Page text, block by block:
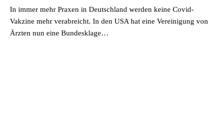
In immer mehr Praxen in Deutschland werden keine Covid-
Vakzine mehr verabreicht. In den USA hat eine Vereinigung von
Ärzten nun eine Bundesklage…